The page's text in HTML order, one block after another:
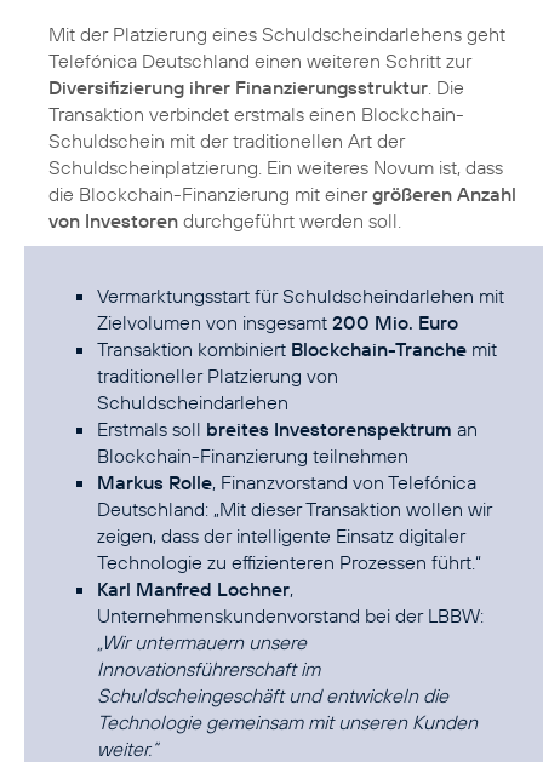
Mit der Platzierung eines Schuldscheindarlehens geht
Telefónica Deutschland einen weiteren Schritt zur
Diversifizierung ihrer Finanzierungsstruktur . Die
Transaktion verbindet erstmals einen Blockchain-
Schuldschein mit der traditionellen Art der
Schuldscheinplatzierung. Ein weiteres Novum ist, dass
die Blockchain-Finanzierung mit einergrößeren Anzahl
von Investoren durchgeführt werden soll.
Vermarktungsstart für Schuldscheindarlehen mit
Zielvolumen von insgesamt 200 Mio. Euro
Transaktion kombiniert Blockchain-Tranche mit
traditioneller Platzierung von
Schuldscheindarlehen
Erstmals soll breites Investorenspektrum an
Blockchain-Finanzierung teilnehmen
Markus Rolle, Finanzvorstand von Telefónica
Deutschland: „Mit dieser Transaktion wollen wir
zeigen, dass der intelligente Einsatz digitaler
Technologie zu effizienteren Prozessen führt.“
Karl Manfred Lochner,
Unternehmenskundenvorstand bei der LBBW:
„Wir untermauern unsere
Innovationsführerschaft im
Schuldscheingeschäft und entwickeln die
Technologie gemeinsam mit unseren Kunden
weiter.“